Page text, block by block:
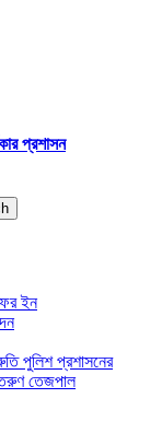
প্রশাসন
ইন
পুলিশ প্রশাসনের
তরুণ তেজপাল